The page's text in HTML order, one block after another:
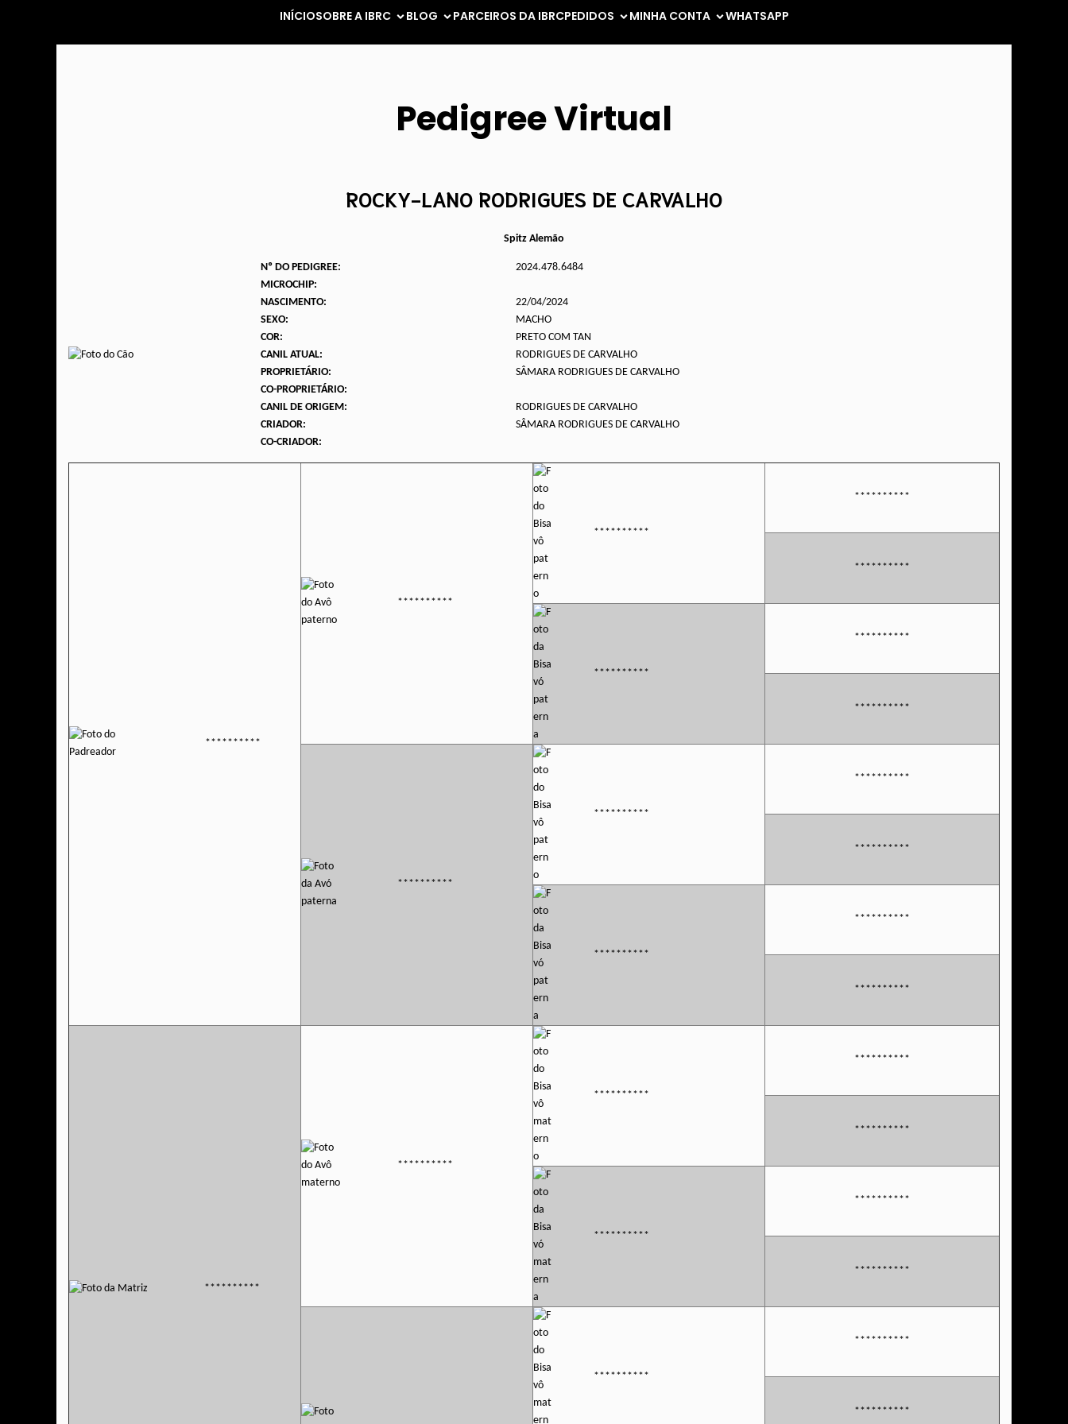
INÍCIOSOBRE A IBRC BLOG PARCEIROS DA IBRCPEDIDOS MINHA CONTA WHATSAPP
Pedigree Virtual
ROCKY-LANO RODRIGUES DE CARVALHO
Spitz Alemão
Nº DO PEDIGREE:
2024.478.6484
MICROCHIP:
NASCIMENTO:
22/04/2024
SEXO:
MACHO
COR:
PRETO COM TAN
CANIL ATUAL:
RODRIGUES DE CARVALHO
PROPRIETÁRIO:
SÂMARA RODRIGUES DE CARVALHO
CO-PROPRIETÁRIO:
CANIL DE ORIGEM:
RODRIGUES DE CARVALHO
CRIADOR:
SÂMARA RODRIGUES DE CARVALHO
CO-CRIADOR:
**********
**********
**********
**********
**********
**********
**********
**********
**********
**********
**********
**********
**********
**********
**********
**********
**********
**********
**********
**********
**********
**********
**********
**********
**********
**********